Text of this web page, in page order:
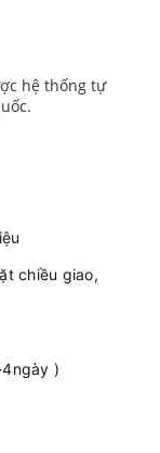
hệ thống tự
chiều giao,
)